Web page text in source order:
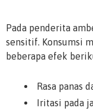
Pada penderita
sensitif. Konsumsi
beberapa efek
Rasa panas
Iritasi pada